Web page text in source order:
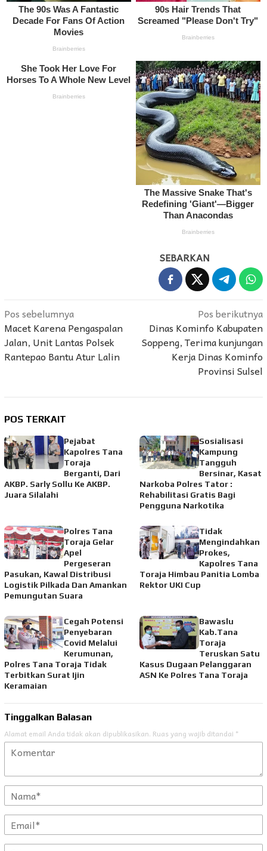
SEBARKAN
Navigasi
pos
Pos sebelumnya
Macet Karena Pengaspalan
Jalan, Unit Lantas Polsek
Rantepao Bantu Atur Lalin
Pos berikutnya
Dinas Kominfo Kabupaten
Soppeng, Terima kunjungan
Kerja Dinas Kominfo
Provinsi Sulsel
POS TERKAIT
Pejabat
Kapolres Tana
Toraja
Berganti, Dari
AKBP. Sarly Sollu Ke AKBP.
Juara Silalahi
Sosialisasi
Kampung
Tangguh
Bersinar, Kasat
Narkoba Polres Tator :
Rehabilitasi Gratis Bagi
Pengguna Narkotika
Polres Tana
Toraja Gelar
Apel
Pergeseran
Pasukan, Kawal Distribusi
Logistik Pilkada Dan Amankan
Pemungutan Suara
Tidak
Mengindahkan
Prokes,
Kapolres Tana
Toraja Himbau Panitia Lomba
Rektor UKI Cup
Cegah Potensi
Penyebaran
Covid Melalui
Kerumunan,
Polres Tana Toraja Tidak
Terbitkan Surat Ijin
Keramaian
Bawaslu
Kab.Tana
Toraja
Teruskan Satu
Kasus Dugaan Pelanggaran
ASN Ke Polres Tana Toraja
Tinggalkan Balasan
Alamat email Anda tidak akan dipublikasikan. Ruas yang wajib ditandai *